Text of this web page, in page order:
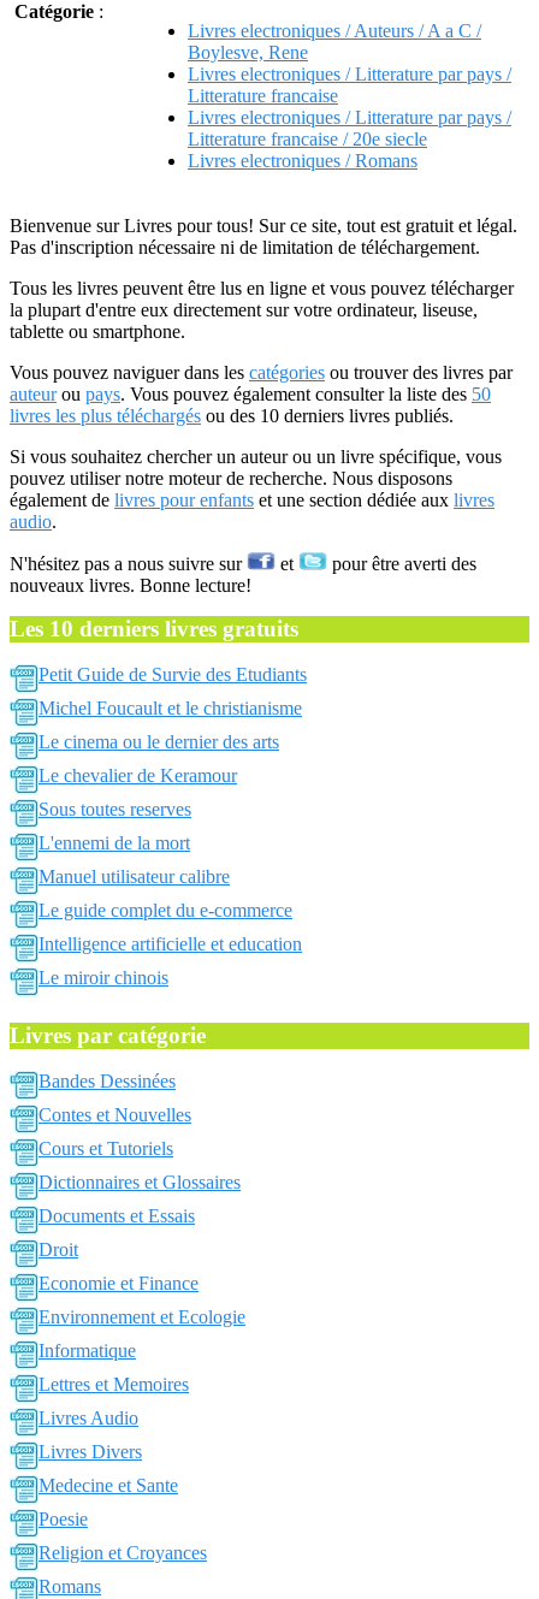
Catégorie :
Livres electroniques / Auteurs / A a C /
Boylesve, Rene
Livres electroniques / Litterature par pays /
Litterature francaise
Livres electroniques / Litterature par pays /
Litterature francaise / 20e siecle
Livres electroniques / Romans
Bienvenue sur Livres pour tous! Sur ce site, tout est gratuit et légal.
Pas d'inscription nécessaire ni de limitation de téléchargement.
Tous les livres peuvent être lus en ligne et vous pouvez télécharger
la plupart d'entre eux directement sur votre ordinateur, liseuse,
tablette ou smartphone.
Vous pouvez naviguer dans les catégories ou trouver des livres par
auteurou pays. Vous pouvez également consulter la liste des 50
livres les plus téléchargés ou des 10 derniers livres publiés.
Si vous souhaitez chercher un auteur ou un livre spécifique, vous
pouvez utiliser notre moteur de recherche. Nous disposons
également de livres pour enfants et une section dédiée aux livres
audio.
N'hésitez pas a nous suivre sur et
pour être averti des
nouveaux livres. Bonne lecture!
Les 10 derniers livres gratuits
Petit Guide de Survie des Etudiants
Michel Foucault et le christianisme
Le cinema ou le dernier des arts
Le chevalier de Keramour
Sous toutes reserves
L'ennemi de la mort
Manuel utilisateur calibre
Le guide complet du e-commerce
Intelligence artificielle et education
Le miroir chinois
Livres par catégorie
Bandes Dessinées
Contes et Nouvelles
Cours et Tutoriels
Dictionnaires et Glossaires
Documents et Essais
Droit
Economie et Finance
Environnement et Ecologie
Informatique
Lettres et Memoires
Livres Audio
Livres Divers
Medecine et Sante
Poesie
Religion et Croyances
Romans